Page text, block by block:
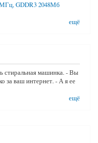
GDDR3 2048Мб
ещё
стиральная машинка. - Вы
за ваш интернет. - А я ее
ещё